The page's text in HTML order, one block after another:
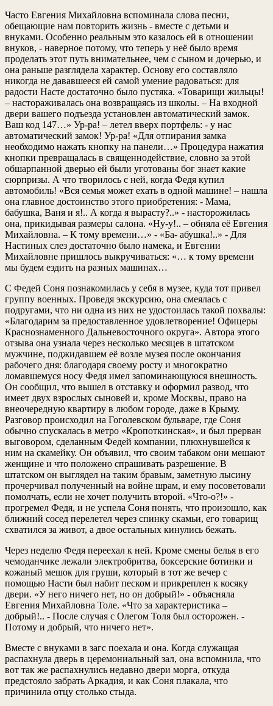
Часто Евгения Михайловна вспоминала слова песни,
обещающие нам повторить жизнь - вместе с детьми и
внуками. Особенно реальным это казалось ей в отношении
внуков, - наверное потому, что теперь у неё было время
проделать этот путь внимательнее, чем с сыном и дочерью, и
она раньше разглядела характер. Основу его составляло
никогда не дававшееся ей самой умение радоваться: для
радости Насте достаточно было пустяка. «Товарищи жильцы!
– настораживалась она возвращаясь из школы. – На входной
двери вашего подъезда установлен автоматический замок.
Ваш код 147…» Ур-ра! – летел вверх портфель: - у нас
автоматический замок! Ур-ра! «Для отпирания замка
необходимо нажать кнопку на панели…» Процедура нажатия
кнопки превращалась в священнодействие, словно за этой
обшарпанной дверью ей были уготованы бог знает какие
сюрпризы. А что творилось с ней, когда Федя купил
автомобиль! «Вся семья может ехать в одной машине! – нашла
она главное достоинство этого приобретения: - Мама,
бабушка, Ваня и я!.. А когда я вырасту?..» - насторожилась
она, прикидывая размеры салона. «Ну-у!.. – обняла её Евгения
Михайловна. – К тому времени…» - «Ба- абушка!..» - Для
Настиных слез достаточно было намека, и Евгении
Михайловне пришлось выкручиваться: «… к тому времени
мы будем ездить на разных машинах…
С Федей Соня познакомилась у себя в музее, куда тот привел
группу военных. Проведя экскурсию, она смеялась с
подругами, что ни одна из них не удостоилась такой похвалы:
«Благодарим за предоставленное удовлетворение! Офицеры
Краснознаменного Дальневосточного округа». Автора этого
отзыва она узнала через несколько месяцев в штатском
мужчине, поджидавшем её возле музея после окончания
рабочего дня: благодаря своему росту и многократно
ломавшемуся носу Федя имел запоминающуюся внешность.
Он сообщил, что вышел в отставку и оформил развод, что
имеет двух взрослых сыновей и, кроме Москвы, право на
внеочередную квартиру в любом городе, даже в Крыму.
Разговор происходил на Гоголевском бульваре, где Соня
обычно спускалась в метро «Кропоткинская», и был прерван
выговором, сделанным Федей компании, плюхнувшейся к
ним на скамейку. Он объявил, что своим табаком они мешают
женщине и что положено спрашивать разрешение. В
штатском он выглядел на таким бравым, заметную лысину
прочерчивал полученный на войне шрам, и ему посоветовали
помолчать, если не хочет получить второй. «Что-о?!» -
прогремел Федя, и не успела Соня понять, что произошло, как
ближний сосед перелетел через спинку скамьи, его товарищ
схватился за живот, а двое остальных кинулись бежать.
Через неделю Федя переехал к ней. Кроме смены белья в его
чемоданчике лежали электробритва, боксерские ботинки и
кожаный мешок для груши, который в тот же вечер с
помощью Насти был набит песком и прикреплен к косяку
двери. «У него ничего нет, но он добрый!» - объясняла
Евгения Михайловна Толе. «Что за характеристика –
добрый!.. - После случая с Олегом Толя был осторожен. -
Потому и добрый, что ничего нет».
Вместе с внуками в загс поехала и она. Когда служащая
распахнула дверь в церемониальный зал, она вспомнила, что
вот так же распахнулись недавно двери морга, откуда
предстояло забрать Аркадия, и как Соня плакала, что
причинила отцу столько стыда.